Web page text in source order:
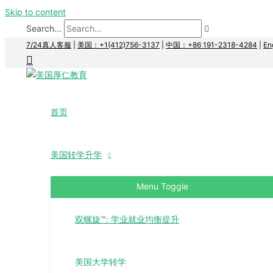
Skip to content
Search...
7/24真人客服 美国：+1(412)756-3137 中国：+86 191-2318-4284
首页
美国转学升学
Menu Toggle
双螺旋™: 学业就业均衡提升
美国大学转学